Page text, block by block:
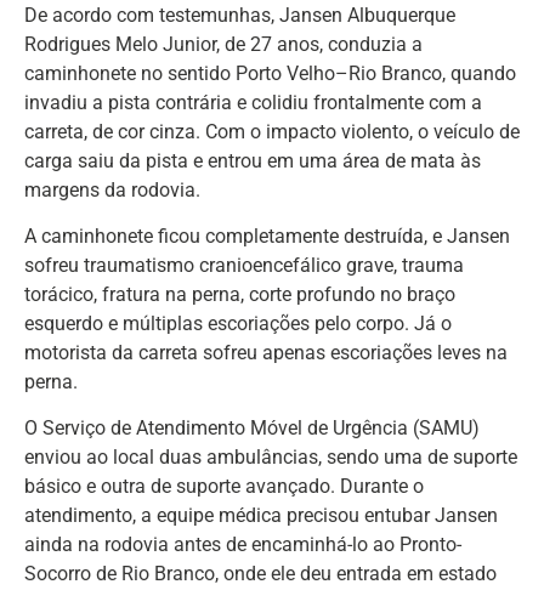
De acordo com testemunhas, Jansen Albuquerque
Rodrigues Melo Junior, de 27 anos, conduzia a
caminhonete no sentido Porto Velho–Rio Branco, quando
invadiu a pista contrária e colidiu frontalmente com a
carreta, de cor cinza. Com o impacto violento, o veículo de
carga saiu da pista e entrou em uma área de mata às
margens da rodovia.
A caminhonete ficou completamente destruída, e Jansen
sofreu traumatismo cranioencefálico grave, trauma
torácico, fratura na perna, corte profundo no braço
esquerdo e múltiplas escoriações pelo corpo. Já o
motorista da carreta sofreu apenas escoriações leves na
perna.
O Serviço de Atendimento Móvel de Urgência (SAMU)
enviou ao local duas ambulâncias, sendo uma de suporte
básico e outra de suporte avançado. Durante o
atendimento, a equipe médica precisou entubar Jansen
ainda na rodovia antes de encaminhá-lo ao Pronto-
Socorro de Rio Branco, onde ele deu entrada em estado